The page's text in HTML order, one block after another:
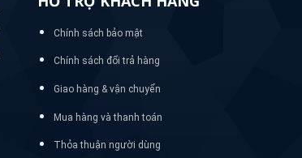
Chính sách bảo mật
Chính sách đổi trả hàng
Giao hàng & vận chuyển
Mua hàng và thanh toán
Thỏa thuận người dùng